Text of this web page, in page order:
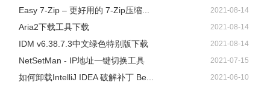
Easy 7-Zip – 更好用的 7-Zip压缩... 2021-08-14
Aria2下载工具下载 2021-08-14
IDM v6.38.7.3中文绿色特别版下载 2021-08-14
NetSetMan - IP地址一键切换工具 2021-07-15
如何卸载IntelliJ IDEA 破解补丁 Be... 2021-06-10